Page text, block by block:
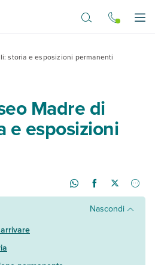
storia e esposizioni permanenti
Madre di
e esposizioni
Nascondi